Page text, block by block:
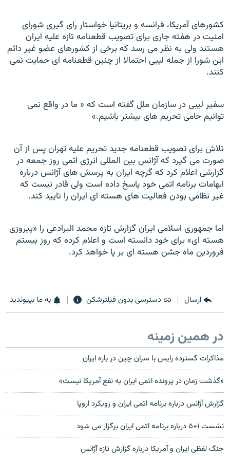
کشورهای آمریکا، فرانسه و بریتانیا خواستار رای گیری شورای
امنیت در هفته جاری برای تصویب قطعنامه تازه علیه ایران
هستند ولی به نظر می رسد که برخی از کشورهای عضو غیر دائم
این شورا از جمله لیبی احتمالا از چنین قطعنامه ای حمایت نمی
کنند.
سفیر لیبی در سازمان ملل گفته است که « ما در واقع نمی
توانیم حامی تحریم های بیشتر باشیم.»
تلاش برای تصویب قطعنامه جدید تحریم علیه تهران پس از آن
صورت می گیرد که آژانس بین المللی انرژی اتمی روز جمعه در
گزارشی اعلام کرد که گرچه ایران به پرسش های آژانس درباره
ابهامات برنامه اتمی خود پاسخ داده است ولی قادر نیست که
غیر نظامی بودن فعالیت های هسته ای ایران را تایید کند.
اما جمهوری اسلامی ایران گزارش تازه محمد البرادعی را «پیروزی
هسته ای» برای خود دانسته است و اعلام کرده که روز بیستم
فروردین ماه جشن هسته ای بر پا خواهد کرد.
ارسال دسترسی بدون فیلترشکن به ما بپیوندید
در همین زمینه
مذاکرات گسترده رایس با سران چین در باره ایران
«گذشت زمان در پرونده اتمی ایران به نفع آمریکا نیست»
گزارش آژانس درباره برنامه اتمی ایران و رویکرد اروپا
نشست ۱+۵ درباره برنامه اتمی ایران برگزار می شود
جنگ لفظی ایران و آمریکا درباره گزارش تازه آژانس